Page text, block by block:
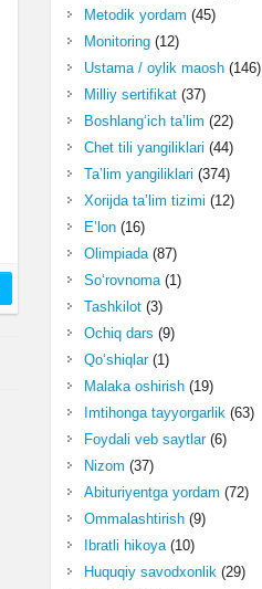
Metodik yordam (45)
Monitoring(12)
Ustama / oylik maosh(146)
Milliy sertifikat(37)
Boshlang‘ich ta’lim (22)
Chet tili yangiliklari (44)
Ta’lim yangiliklari (374)
Xorijda ta’lim tizimi (12)
E’lon(16)
Olimpiada(87)
So‘rovnoma(1)
Tashkilot(3)
Ochiq dars (9)
Qo‘shiqlar(1)
Malaka oshirish(19)
Imtihonga tayyorgarlik(63)
Foydali veb saytlar(6)
Nizom (37)
Abituriyentga yordam (72)
Ommalashtirish(9)
Ibratli hikoya(10)
Huquqiy savodxonlik(29)